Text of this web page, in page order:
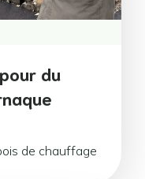
du
de chauffage